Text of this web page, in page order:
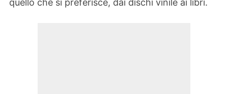
quello che si preferisce, dai dischi vinile ai libri.